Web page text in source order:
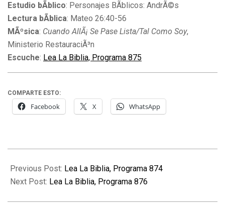
Estudio bÃ­blico: Personajes BÃ­blicos: AndrÃ©s
Lectura bÃ­blica: Mateo 26:40-56
MÃºsica: Cuando AllÃ¡ Se Pase Lista/Tal Como Soy,
Ministerio RestauraciÃ³n
Escuche: Lea La Biblia, Programa 875
COMPARTE ESTO:
Facebook X WhatsApp
06-
24
Previous Post: Lea La Biblia, Programa 874
Next Post: Lea La Biblia, Programa 876